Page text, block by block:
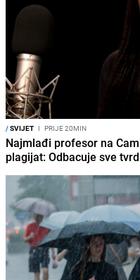
/SVIJET I PRIJE 20MIN
Najmlađi profesor na
plagijat: Odbacuje sve